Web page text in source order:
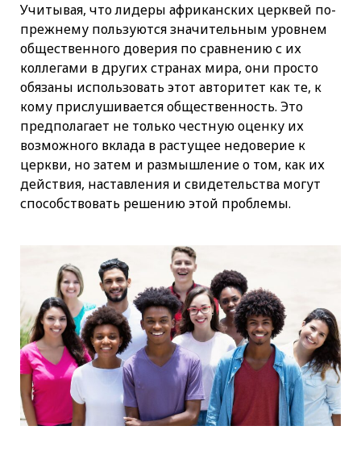
Учитывая, что лидеры африканских церквей по-
прежнему пользуются значительным уровнем
общественного доверия по сравнению с их
коллегами в других странах мира, они просто
обязаны использовать этот авторитет как те, к
кому прислушивается общественность. Это
предполагает не только честную оценку их
возможного вклада в растущее недоверие к
церкви, но затем и размышление о том, как их
действия, наставления и свидетельства могут
способствовать решению этой проблемы.